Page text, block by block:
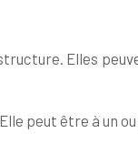
Elles
peut être à un